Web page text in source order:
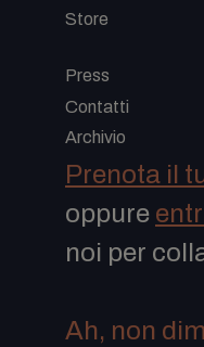
Store
Press
Contatti
Archivio
Prenota il
oppure
noi per
Ah, non